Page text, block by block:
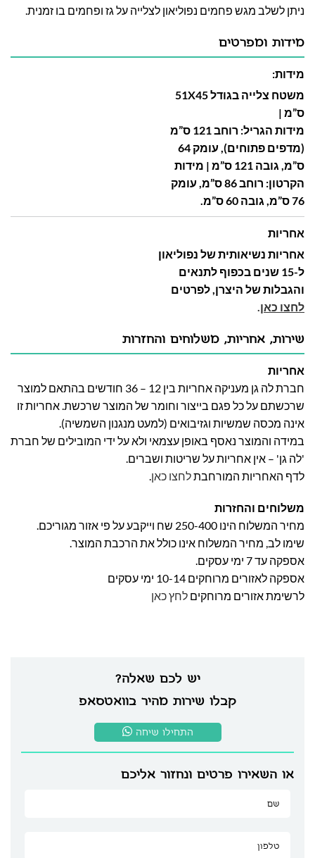
ניתן לשלב מגש פחמים נפוליאון לצלייה על גז ופחמים בו זמנית.
מידות ומפרטים
מידות:
משטח צלייה בגודל 51X45
ס”מ |
מידות הגריל: רוחב 121 ס”מ
(מדפים פתוחים), עומק 64
ס”מ, גובה 121 ס”מ |
מידות
הקרטון: רוחב 86 ס”מ, עומק
76 ס”מ, גובה 60 ס”מ.
אחריות
אחריות נשיאותית של נפוליאון
ל-15 שנים בכפוף לתנאים
והגבלות של היצרן, לפרטים
לחצו כאן.
יש לכם שאלה?
קבלו שירות מהיר בוואטסאפ
התחילו שיחה
או השאירו פרטים ונחזור אליכם
שירות, אחריות, משלוחים והחזרות
אחריות
חברת לה גן מעניקה אחריות בין 12 – 36 חודשים בהתאם למוצר
שרכשתם על כל פגם בייצור וחומר של המוצר שרכשת. אחריות זו
אינה מכסה שמשיות וגזיבואים (למעט מנגנון השמשיה).
במידה והמוצר נאסף באופן עצמאי ולא על ידי המובילים של חברת
'לה גן' – אין אחריות על שריטות ושברים.
לדף האחריות המורחבתלחצו כאן.
משלוחים והחזרות
מחיר המשלוח הינו 250-400 שח וייקבע על פי אזור מגוריכם.
שימו לב, מחיר המשלוח אינו כולל את הרכבת המוצר.
אספקה עד 7 ימי עסקים.
אספקה לאזורים מרוחקים 10-14 ימי עסקים
לרשימת אזורים מרוחקים לחץ כאן